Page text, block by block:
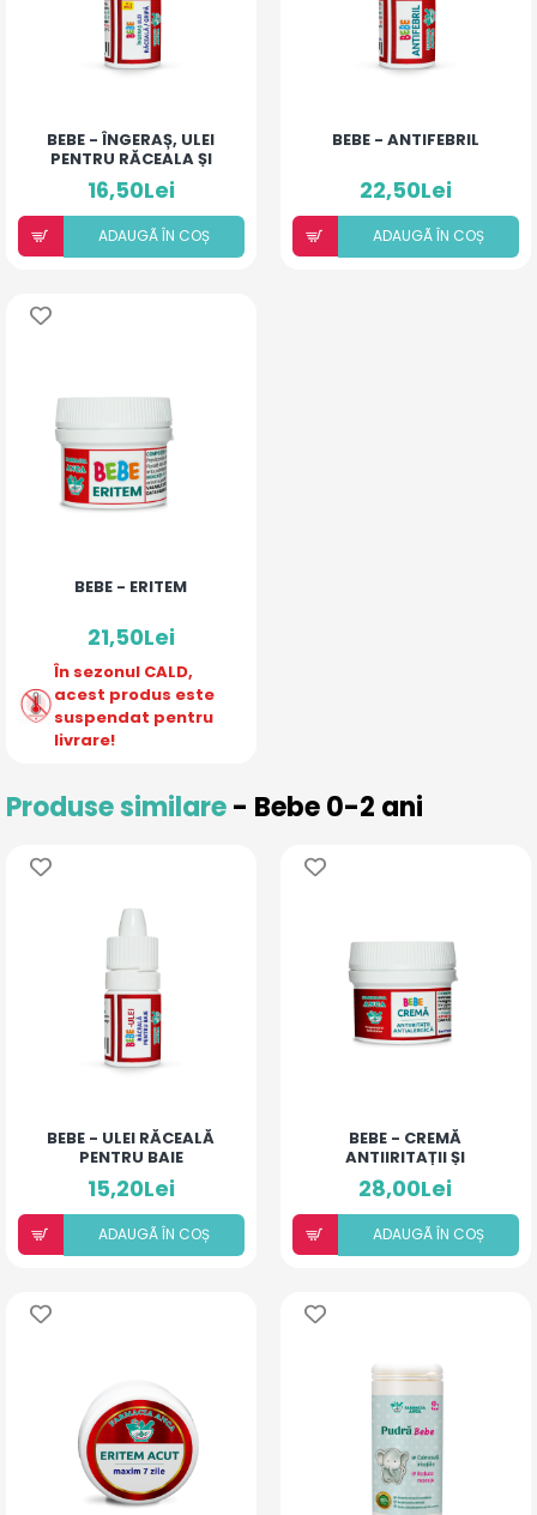
BEBE - ÎNGERAȘ, ULEI
PENTRU RĂCEALA ȘI
GRIPĂ
16,50Lei
ADAUGÃ ÎN COȘ
BEBE - ANTIFEBRIL
22,50Lei
ADAUGÃ ÎN COȘ
BEBE - ERITEM
21,50Lei
În sezonul CALD,
acest produs este
suspendat pentru
livrare!
Produse similare- Bebe 0-2 ani
BEBE - ULEI RĂCEALĂ
PENTRU BAIE
15,20Lei
ADAUGÃ ÎN COȘ
BEBE - CREMĂ
ANTIIRITAȚII ȘI
ANTIALERGICĂ
28,00Lei
ADAUGÃ ÎN COȘ